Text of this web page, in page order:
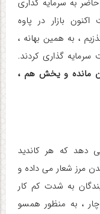
به سرمایه گذاری
بازار در پاوه
، به همین بهانه ،
گذاری کردند.
مانده و یخش هم ،
دهد که هر کاندید
مرز شعار می داده و
به شدت کم کار
، به منظور همسو